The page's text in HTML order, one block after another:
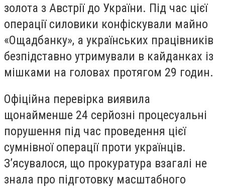
золота з Австрії до України. Під час цієї
операції силовики конфіскували майно
«Ощадбанку», а українських працівників
безпідставно утримували в кайданках із
мішками на головах протягом 29 годин.
Офіційна перевірка виявила
щонайменше 24 серйозні процесуальні
порушення під час проведення цієї
сумнівної операції проти українців.
З’ясувалося, що прокуратура взагалі не
знала про підготовку масштабного